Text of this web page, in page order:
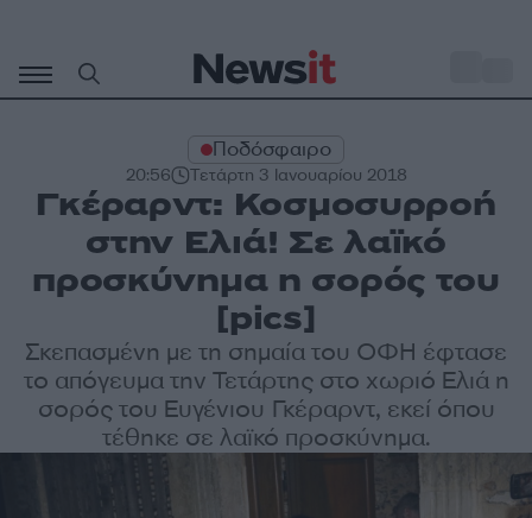
περιεχόμενο
Ποδόσφαιρο
20:56 Τετάρτη 3 Ιανουαρίου 2018
Γκέραρντ: Κοσμοσυρροή
στην Ελιά! Σε λαϊκό
προσκύνημα η σορός του
[pics]
Σκεπασμένη με τη σημαία του ΟΦΗ έφτασε
το απόγευμα την Τετάρτης στο χωριό Ελιά η
σορός του Ευγένιου Γκέραρντ, εκεί όπου
τέθηκε σε λαϊκό προσκύνημα.